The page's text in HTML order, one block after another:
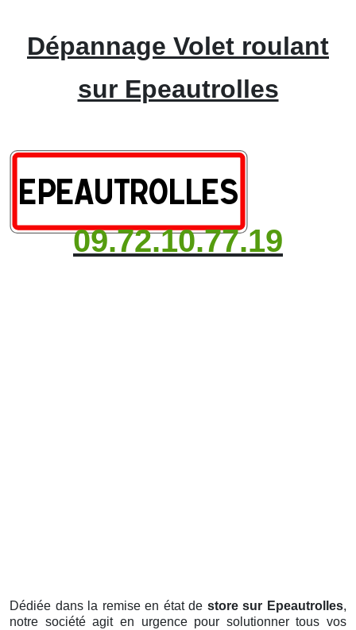
Dépannage Volet roulant
sur Epeautrolles
09.72.10.77.19
Dédiée dans la remise en état de store sur Epeautrolles,
notre société agit en urgence pour solutionner tous vos